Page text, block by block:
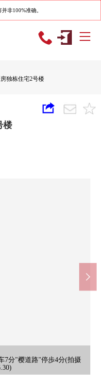
非100%准确。
独栋住宅2号楼
楼
7分"樱道路"停歩4分(拍摄
拍摄日:2026.5.30)
的外观
拍摄日:2026.5.30)
的外观
的外观
(约1200m)
。
(约1000m)
。
(约300m)
。
商店(约800m)
。
约1100m)
。
商店(约500m)
。
商店(约1100m)
。
250m)
。
约400m)
。